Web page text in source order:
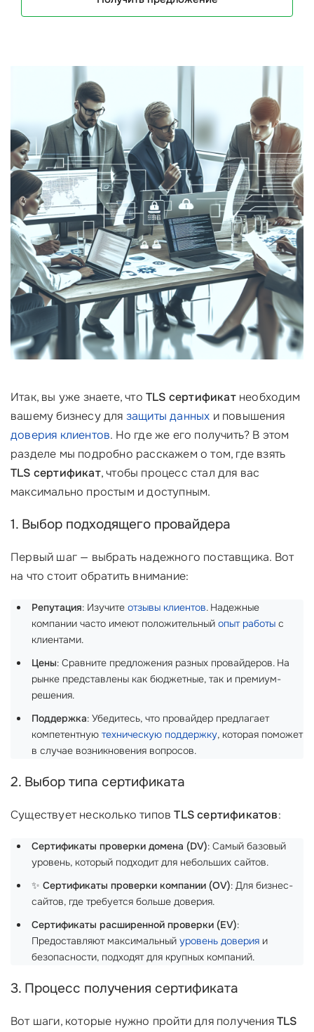
Итак, вы уже знаете, что TLS сертификатнеобходим
вашему бизнесу для защиты данных и повышения
доверия клиентов. Но где же его получить? В этом
разделе мы подробно расскажем о том, где взять
TLS сертификат, чтобы процесс стал для вас
максимально простым и доступным.
1. Выбор подходящего провайдера
Первый шаг — выбрать надежного поставщика. Вот
на что стоит обратить внимание:
Репутация: Изучите отзывы клиентов. Надежные
компании часто имеют положительный опыт работы с
клиентами.
Цены: Сравните предложения разных провайдеров. На
рынке представлены как бюджетные, так и премиум-
решения.
Поддержка: Убедитесь, что провайдер предлагает
компетентную техническую поддержку, которая поможет
в случае возникновения вопросов.
2. Выбор типа сертификата
Существует несколько типовTLS сертификатов:
Сертификаты проверки домена (DV): Самый базовый
уровень, который подходит для небольших сайтов.
✨ Сертификаты проверки компании (OV): Для бизнес-
сайтов, где требуется больше доверия.
Сертификаты расширенной проверки (EV):
Предоставляют максимальный уровень доверия и
безопасности, подходят для крупных компаний.
3. Процесс получения сертификата
Вот шаги, которые нужно пройти для полученияTLS